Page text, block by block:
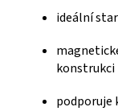
ideální
konstrukci
podporuje